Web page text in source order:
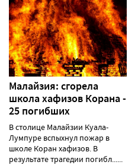
Малайзия: сгорела
школа хафизов Корана -
25 погибших
В столице Малайзии Куала-
Лумпуре вспыхнул пожар в
школе Коран хафизов. В
результате трагедии погибл......